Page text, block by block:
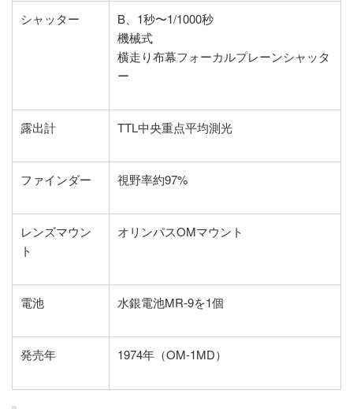
シャッター
B、1秒〜1/1000秒
機械式
横走り布幕フォーカルプレーンシャッタ
ー
露出計 TTL中央重点平均測光
ファインダー 視野率約97%
レンズマウン
ト
オリンパスOMマウント
電池 水銀電池MR-9を1個
発売年 1974年（OM-1MD）